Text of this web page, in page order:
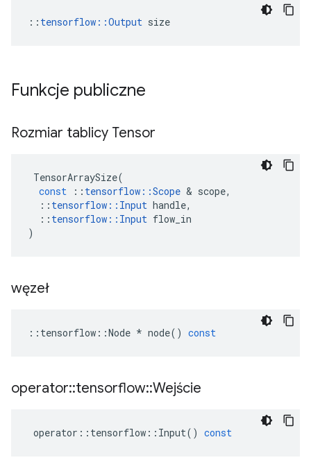
:: tensorflow::Output size
Funkcje publiczne
Rozmiar tablicy Tensor
TensorArraySize(
const
:: tensorflow ::Scope & scope,
:: tensorflow :: Input handle,
:: tensorflow :: Input flow_in
)
węzeł
:: tensorflow ::Node * node() const
operator::tensorflow::Wejście
operator :: tensorflow :: Input() const